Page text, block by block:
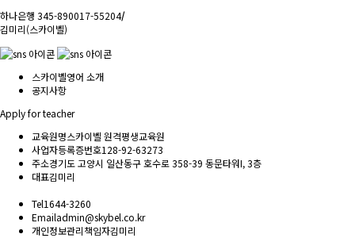
하나은행 345-890017-55204/
김미리(스카이벨)
스카이벨영어 소개
공지사항
Apply for teacher
교육원명스카이벨 원격평생교육원
사업자등록증번호128-92-63273
주소경기도 고양시 일산동구 호수로 358-39 동문타워I, 3층
대표김미리
Tel1644-3260
Emailadmin@skybel.co.kr
개인정보관리책임자김미리